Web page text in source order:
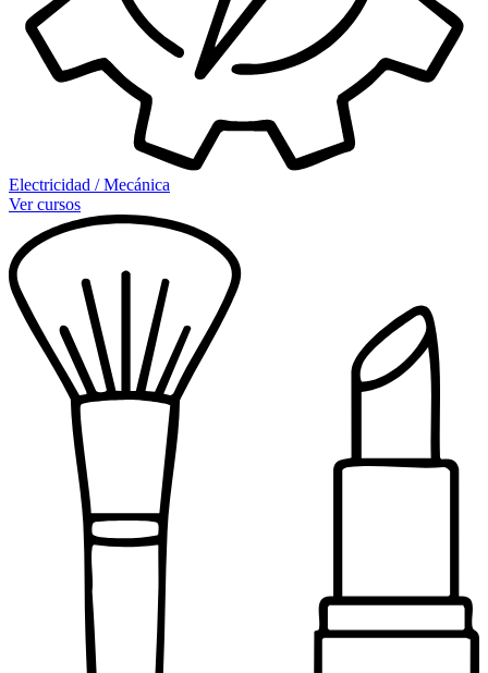
Electricidad / Mecánica
Ver cursos